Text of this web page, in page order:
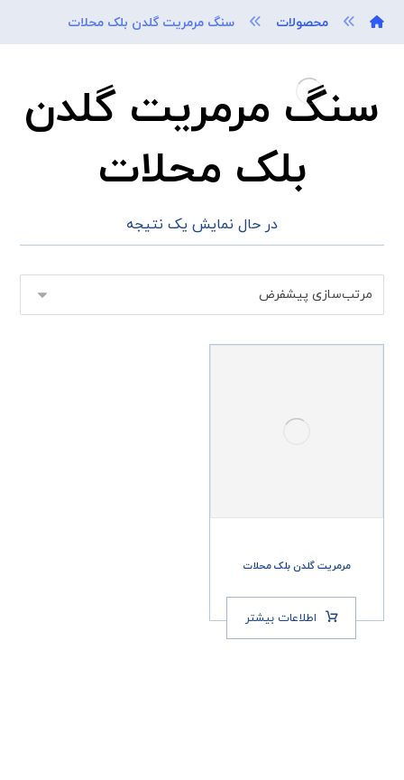
محصولات سنگ مرمریت گلدن بلک محلات
سنگ مرمریت گلدن
بلک محلات
در حال نمایش یک نتیجه
مرمریت گلدن بلک محلات
اطلاعات بیشتر